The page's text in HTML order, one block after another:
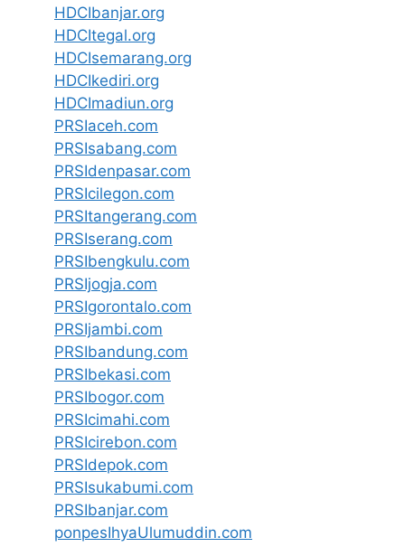
HDCIbanjar.org
HDCItegal.org
HDCIsemarang.org
HDCIkediri.org
HDCImadiun.org
PRSIaceh.com
PRSIsabang.com
PRSIdenpasar.com
PRSIcilegon.com
PRSItangerang.com
PRSIserang.com
PRSIbengkulu.com
PRSIjogja.com
PRSIgorontalo.com
PRSIjambi.com
PRSIbandung.com
PRSIbekasi.com
PRSIbogor.com
PRSIcimahi.com
PRSIcirebon.com
PRSIdepok.com
PRSIsukabumi.com
PRSIbanjar.com
ponpesIhyaUlumuddin.com